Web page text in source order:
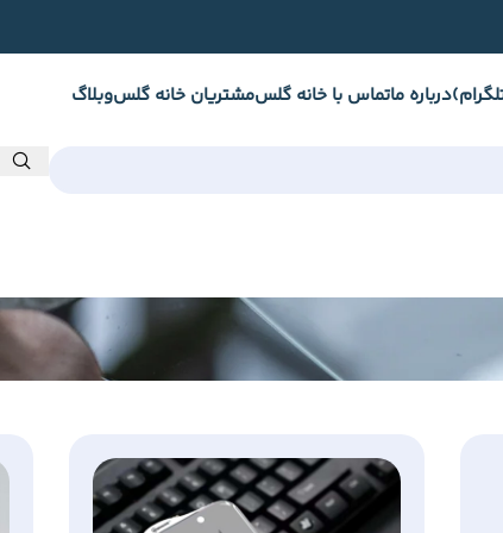
درباره ماتماس با خانه گلسمشتریان خانه گلسوبلاگ